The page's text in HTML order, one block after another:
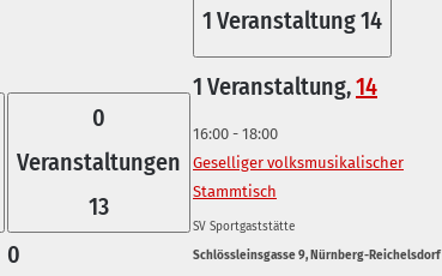
0
Veranstaltungen
13
0
1 Veranstaltung14
1 Veranstaltung,14
16:00 - 18:00
Geselliger volksmusikalischer
Stammtisch
SV Sportgaststätte
Schlössleinsgasse 9, Nürnberg-Reichelsdorf